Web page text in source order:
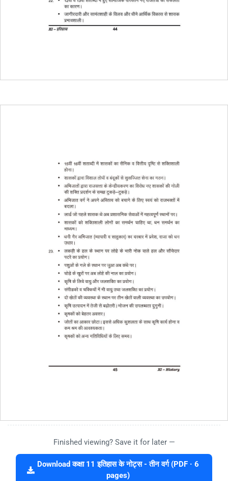
Finished viewing? Save it for later —
Download कक्षा 11 इतिहास के नोट्स - तीन वर्ग (PDF · 6
pages)